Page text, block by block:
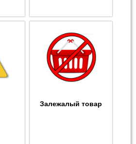
Залежалый товар